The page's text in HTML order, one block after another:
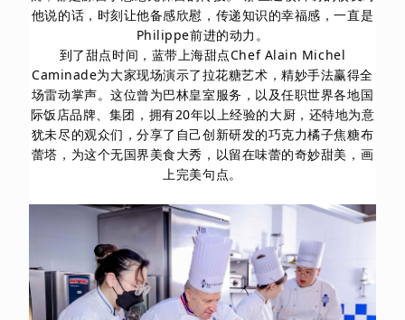
他说的话，时刻让他备感欣慰，传递知识的幸福感，一直是
Philippe前进的动力。
到了甜点时间，蓝带上海甜点Chef Alain Michel
Caminade为大家现场演示了拉花糖艺术，精妙手法赢得全
场雷动掌声。这位曾为巴林皇室服务，以及任职世界各地国
际饭店品牌、集团，拥有20年以上经验的大厨，还特地为意
犹未尽的观众们，分享了自己创新研发的巧克力橘子焦糖布
蕾塔，为这个无国界美食大秀，以留在味蕾的奇妙甜美，画
上完美句点。